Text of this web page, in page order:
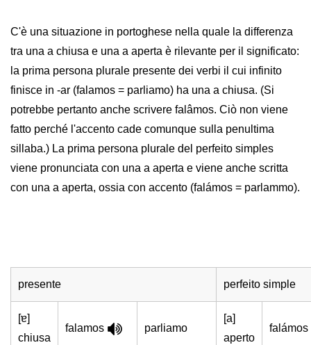
C'è una situazione in portoghese nella quale la differenza
tra una a chiusa e una a aperta è rilevante per il significato:
la prima persona plurale presente dei verbi il cui infinito
finisce in -ar (falamos = parliamo) ha una a chiusa. (Si
potrebbe pertanto anche scrivere falâmos. Ciò non viene
fatto perché l'accento cade comunque sulla penultima
sillaba.) La prima persona plurale del perfeito simples
viene pronunciata con una a aperta e viene anche scritta
con una a aperta, ossia con accento (falámos = parlammo).
presente perfeito simple
[ɐ]
chiusa
falamos parliamo
[a]
aperto
falámos